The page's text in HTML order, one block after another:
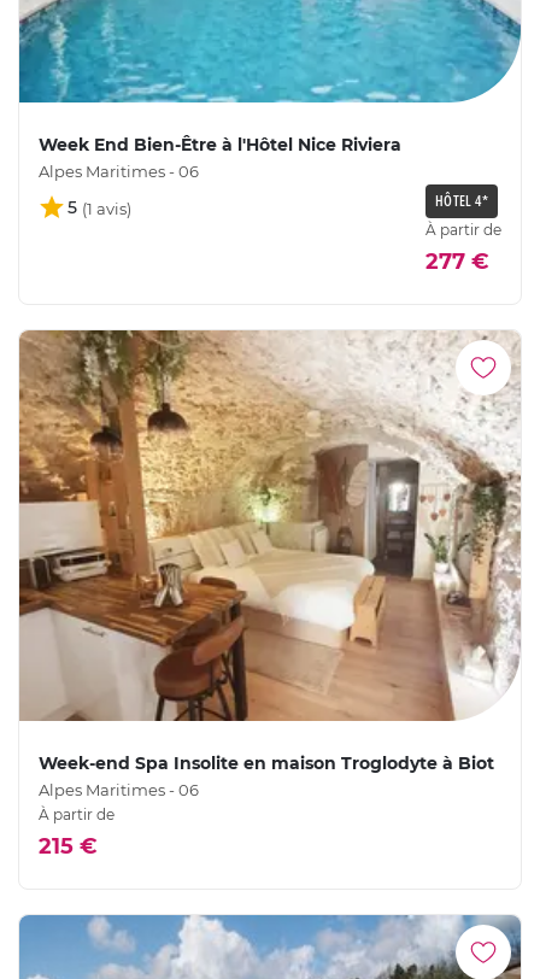
Week End Bien-Être à l'Hôtel Nice Riviera
Alpes Maritimes - 06
5 HÔTEL 4*
À partir de
277 €
Week-end Spa Insolite en maison Troglodyte à Biot
Alpes Maritimes - 06
À partir de
215 €